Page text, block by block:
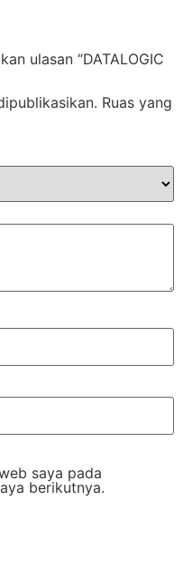
ulasan “DATALOGIC
Ruas yang
saya pada
berikutnya.